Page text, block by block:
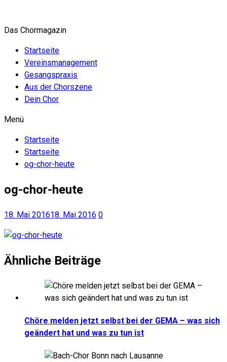
springen
Das Chormagazin
Startseite
Vereinsmanagement
Gesangspraxis
Aus der Chorszene
Dein Chor
Menü
Startseite
Startseite
og-chor-heute
og-chor-heute
18. Mai 201618. Mai 2016 0
Ähnliche Beiträge
Chöre melden jetzt selbst bei der GEMA – was sich
geändert hat und was zu tun ist